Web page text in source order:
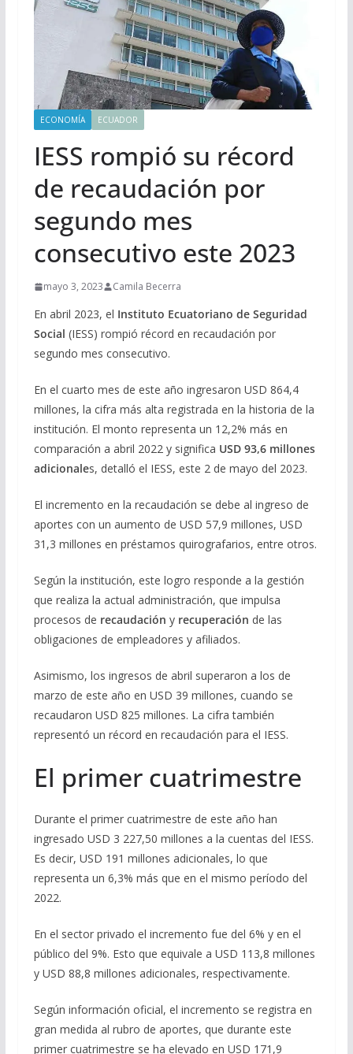
ECONOMÍA ECUADOR
IESS rompió su récord
de recaudación por
segundo mes
consecutivo este 2023
mayo 3, 2023 Camila Becerra
En abril 2023, el Instituto Ecuatoriano de Seguridad
Social (IESS) rompió récord en recaudación por
segundo mes consecutivo.
En el cuarto mes de este año ingresaron USD 864,4
millones, la cifra más alta registrada en la historia de la
institución. El monto representa un 12,2% más en
comparación a abril 2022 y significa USD 93,6 millones
adicionales, detalló el IESS, este 2 de mayo del 2023.
El incremento en la recaudación se debe al ingreso de
aportes con un aumento de USD 57,9 millones, USD
31,3 millones en préstamos quirografarios, entre otros.
Según la institución, este logro responde a la gestión
que realiza la actual administración, que impulsa
procesos de recaudación y recuperación de las
obligaciones de empleadores y afiliados.
Asimismo, los ingresos de abril superaron a los de
marzo de este año en USD 39 millones, cuando se
recaudaron USD 825 millones. La cifra también
representó un récord en recaudación para el IESS.
El primer cuatrimestre
Durante el primer cuatrimestre de este año han
ingresado USD 3 227,50 millones a la cuentas del IESS.
Es decir, USD 191 millones adicionales, lo que
representa un 6,3% más que en el mismo período del
2022.
En el sector privado el incremento fue del 6% y en el
público del 9%. Esto que equivale a USD 113,8 millones
y USD 88,8 millones adicionales, respectivamente.
Según información oficial, el incremento se registra en
gran medida al rubro de aportes, que durante este
primer cuatrimestre se ha elevado en USD 171,9